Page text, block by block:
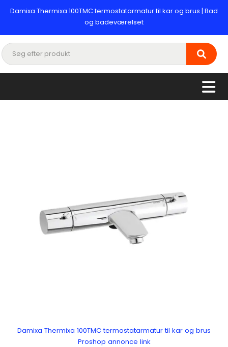
Damixa Thermixa 100TMC termostatarmatur til kar og brus | Bad
og badeværelset
Damixa Thermixa 100TMC termostatarmatur til kar og brus
Proshop annonce link